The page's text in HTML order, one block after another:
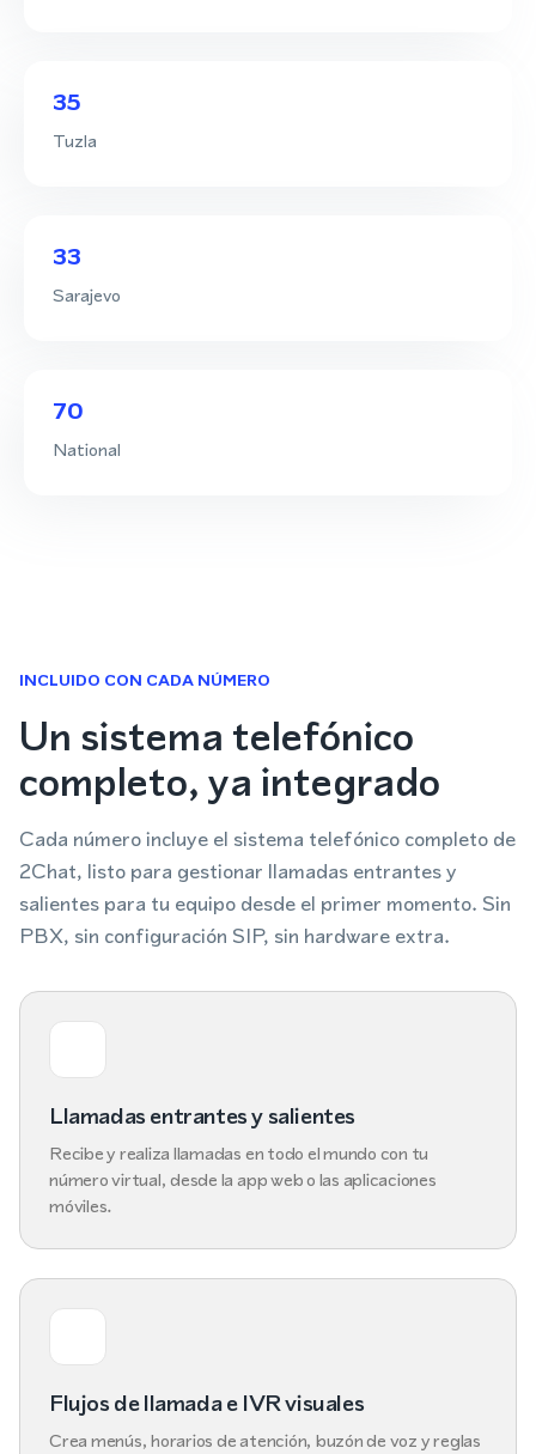
35
Tuzla
33
Sarajevo
70
National
INCLUIDO CON CADA NÚMERO
Un sistema telefónico
completo, ya integrado
Cada número incluye el sistema telefónico completo de
2Chat, listo para gestionar llamadas entrantes y
salientes para tu equipo desde el primer momento. Sin
PBX, sin configuración SIP, sin hardware extra.
Llamadas entrantes y salientes
Recibe y realiza llamadas en todo el mundo con tu
número virtual, desde la app web o las aplicaciones
móviles.
Flujos de llamada e IVR visuales
Crea menús, horarios de atención, buzón de voz y reglas